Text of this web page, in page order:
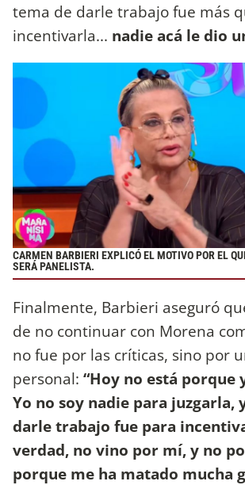
tema de darle trabajo fue más
incentivarla... nadie acá le dio
CARMEN BARBIERI EXPLICÓ EL MOTIVO POR EL
SERÁ PANELISTA.
Finalmente, Barbieri aseguró
de no continuar con Morena
no fue por las críticas, sino por
personal: “Hoy no está porque
Yo no soy nadie para juzgarla,
darle trabajo fue para
verdad, no vino por mí, y no
porque me ha matado mucha